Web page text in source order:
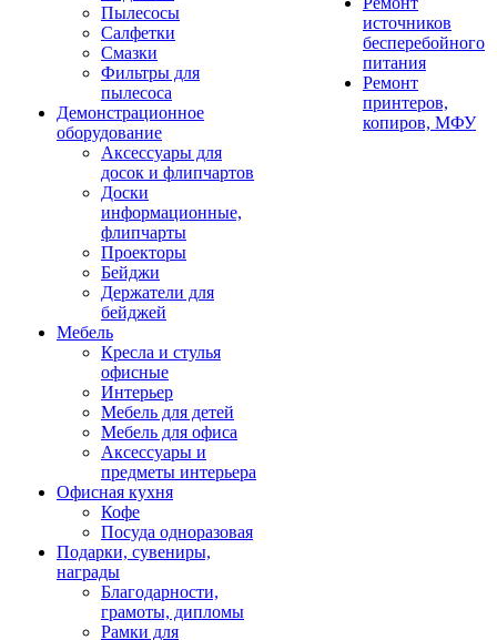
Пылесосы
Салфетки
Смазки
Фильтры для
пылесоса
Демонстрационное
оборудование
Аксессуары для
досок и флипчартов
Доски
информационные,
флипчарты
Проекторы
Бейджи
Держатели для
бейджей
Мебель
Кресла и стулья
офисные
Интерьер
Мебель для детей
Мебель для офиса
Аксессуары и
предметы интерьера
Офисная кухня
Кофе
Посуда одноразовая
Подарки, сувениры,
награды
Благодарности,
грамоты, дипломы
Рамки для
источников
бесперебойного
питания
Ремонт
принтеров,
копиров, МФУ